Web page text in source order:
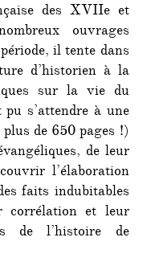
des XVIIe et
ouvrages
il tente dans
d’historien à la
sur la vie du
s’attendre à une
de 650 pages !)
de leur
l’élaboration
faits indubitables
corrélation et leur
de l’histoire de